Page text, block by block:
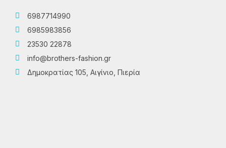
6987714990
6985983856
23530 22878
info@brothers-fashion.gr
Δημοκρατίας 105, Αιγίνιο, Πιερία